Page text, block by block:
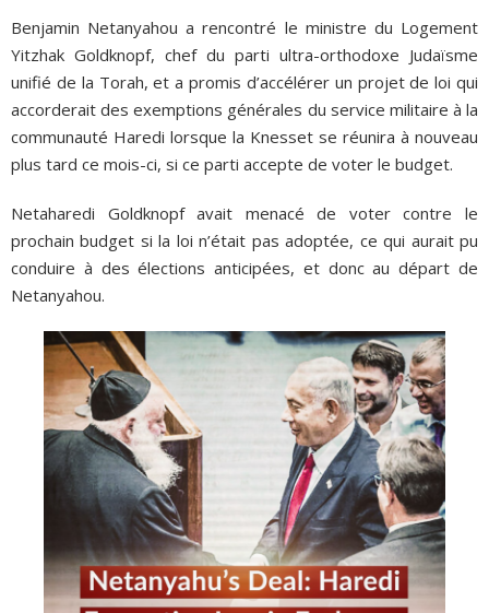
Benjamin Netanyahou a rencontré le ministre du Logement
Yitzhak Goldknopf, chef du parti ultra-orthodoxe Judaïsme
unifié de la Torah, et a promis d’accélérer un projet de loi qui
accorderait des exemptions générales du service militaire à la
communauté Haredi lorsque la Knesset se réunira à nouveau
plus tard ce mois-ci, si ce parti accepte de voter le budget.
Netaharedi Goldknopf avait menacé de voter contre le
prochain budget si la loi n’était pas adoptée, ce qui aurait pu
conduire à des élections anticipées, et donc au départ de
Netanyahou.